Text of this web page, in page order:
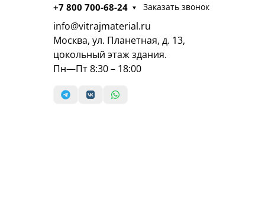
+7 800 700-68-24 Заказать звонок
info@vitrajmaterial.ru
Москва, ул. Планетная, д. 13,
цокольный этаж здания.
Пн—Пт 8:30 – 18:00